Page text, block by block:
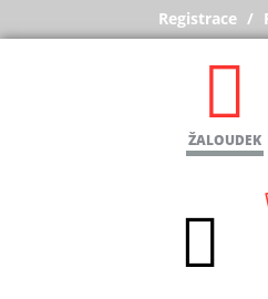
Registrace
ŽALOUDEK